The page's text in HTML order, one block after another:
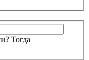
Тогда